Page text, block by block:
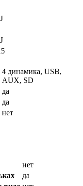
4 динамика, USB,
AUX, SD
да
да
нет
нет
да